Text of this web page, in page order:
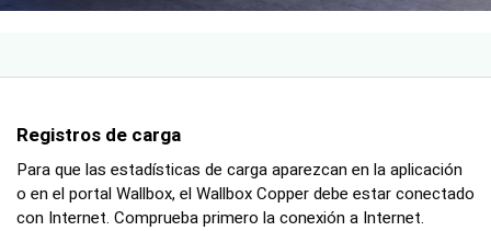
Registros de carga
Para que las estadísticas de carga aparezcan en la aplicación
o en el portal Wallbox, el Wallbox Copper debe estar conectado
con Internet. Comprueba primero la conexión a Internet.